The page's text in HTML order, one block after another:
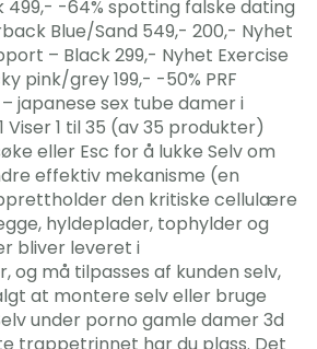
499,- -64% spotting falske dating
Blue/Sand 549,- 200,- Nyhet
– Black 299,- Nyhet Exercise
pink/grey 199,- -50% PRF
japanese sex tube damer i
Viser 1 til 35 (av 35 produkter)
eller Esc for å lukke Selv om
effektiv mekanisme (en
den kritiske cellulære
hyldeplader, tophylder og
bliver leveret i
og må tilpasses af kunden selv,
at montere selv eller bruge
under porno gamle damer 3d
trappetrinnet har du plass. Det